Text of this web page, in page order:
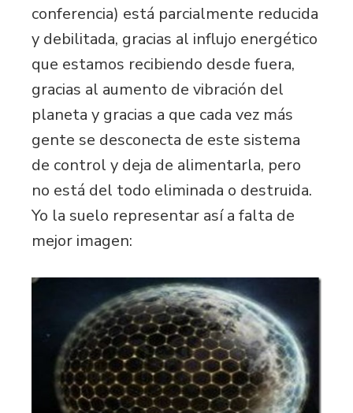
conferencia) está parcialmente reducida
y debilitada, gracias al influjo energético
que estamos recibiendo desde fuera,
gracias al aumento de vibración del
planeta y gracias a que cada vez más
gente se desconecta de este sistema
de control y deja de alimentarla, pero
no está del todo eliminada o destruida.
Yo la suelo representar así a falta de
mejor imagen: